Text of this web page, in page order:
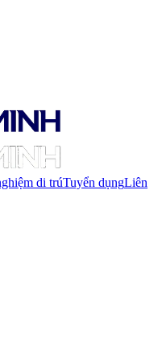
di trúTuyển dụngLiên